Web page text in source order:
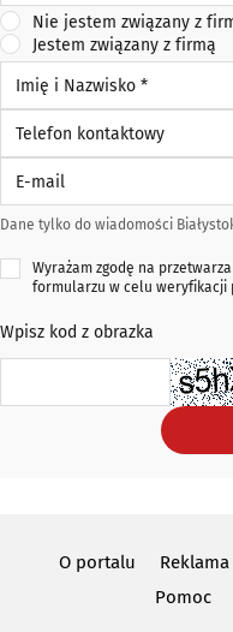
Nie jestem związany z
Jestem związany z firmą
Dane tylko do wiadomości
Wyrażam zgodę na
formularzu w celu weryfikacji
Wpisz kod z obrazka
O portalu Reklama
Pomoc